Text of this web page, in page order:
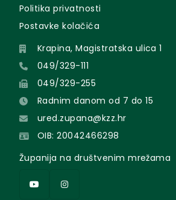
Politika privatnosti
Postavke kolačića
Krapina, Magistratska ulica 1
049/329-111
049/329-255
Radnim danom od 7 do 15
ured.zupana@kzz.hr
OIB: 20042466298
Županija na društvenim mrežama